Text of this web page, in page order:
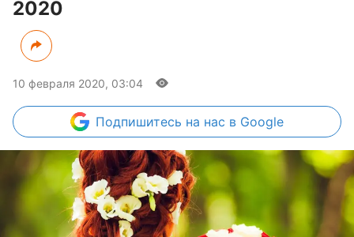
2020
10 февраля 2020, 03:04
Подпишитесь на нас в Google